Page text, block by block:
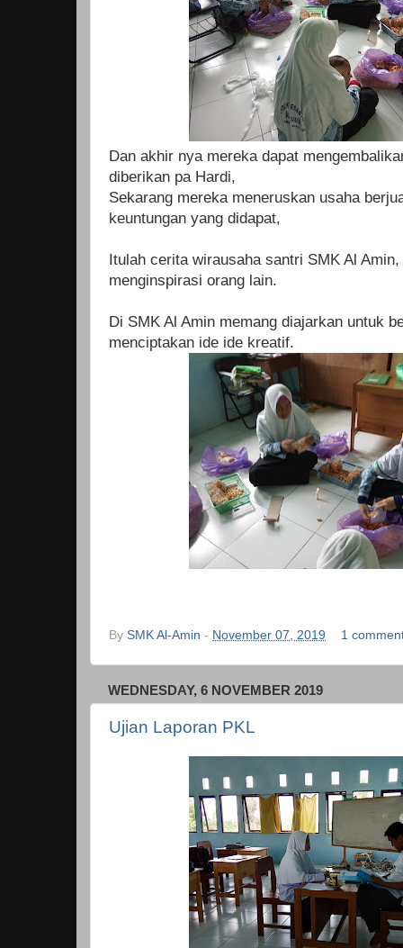
Dan akhir nya mereka dapat
diberikan pa Hardi,
Sekarang mereka meneruskan usaha
keuntungan yang didapat,
Itulah cerita wirausaha santri SMK Al
menginspirasi orang lain.
Di SMK Al Amin memang diajarkan untuk
menciptakan ide ide kreatif.
By SMK Al-Amin - November 07, 2019 1
WEDNESDAY, 6 NOVEMBER 2019
Ujian Laporan PKL